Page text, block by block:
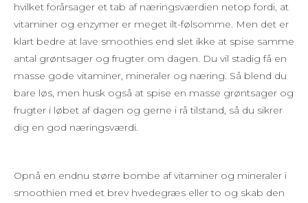
hvilket forårsager et tab af næringsværdien netop fordi, at
vitaminer og enzymer er meget ilt-følsomme. Men det er
klart bedre at lave smoothies end slet ikke at spise samme
antal grøntsager og frugter om dagen. Du vil stadig få en
masse gode vitaminer, mineraler og næring. Så blend du
bare løs, men husk også at spise en masse grøntsager og
frugter i løbet af dagen og gerne i rå tilstand, så du sikrer
dig en god næringsværdi.
Opnå en endnu større bombe af vitaminer og mineraler i
smoothien med et brev hvedegræs eller to og skab den